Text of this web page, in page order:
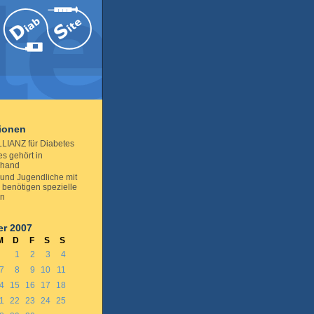
für Diabetes
gehört in
Jugendliche mit
benötigen spezielle
2007
D F S
S
1
2 3
4
7 8 9 10
11
15 16 17
18
22 23 24 25